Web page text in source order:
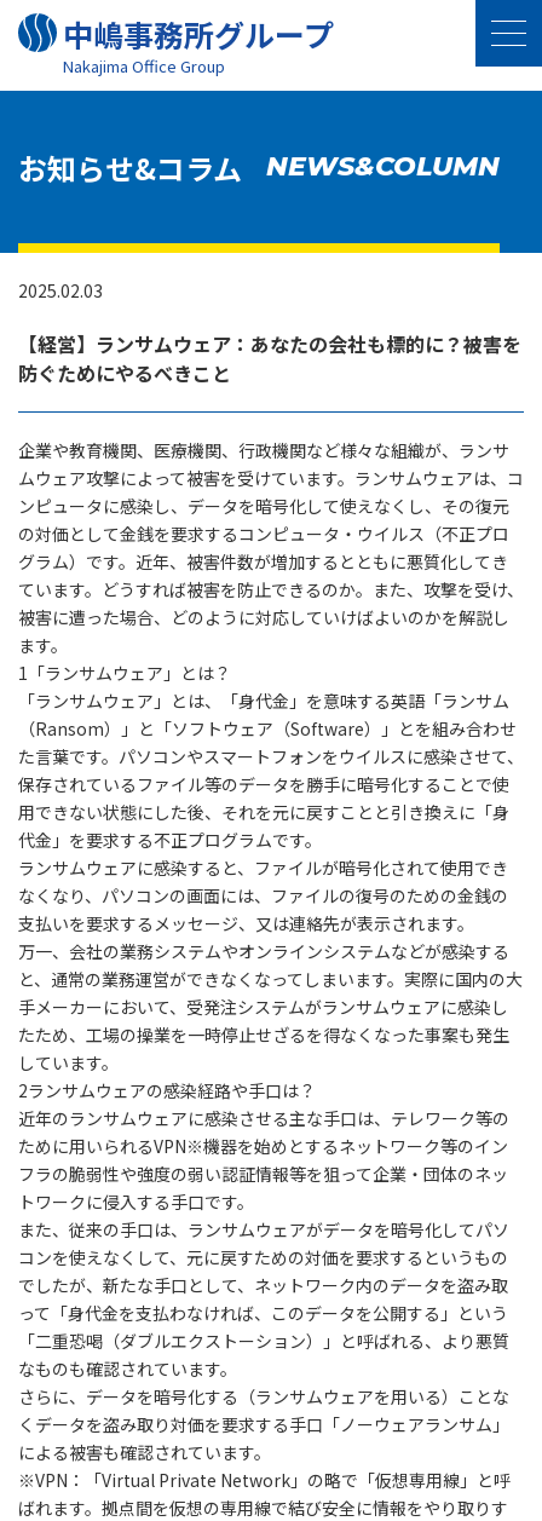
中嶋事務所グループ
Nakajima Oﬃce Group
お知らせ&コラム NEWS&COLUMN
2025.02.03
【経営】ランサムウェア：あなたの会社も標的に？被害を
防ぐためにやるべきこと
企業や教育機関、医療機関、行政機関など様々な組織が、ランサ
ムウェア攻撃によって被害を受けています。ランサムウェアは、コ
ンピュータに感染し、データを暗号化して使えなくし、その復元
の対価として金銭を要求するコンピュータ・ウイルス（不正プロ
グラム）です。近年、被害件数が増加するとともに悪質化してき
ています。どうすれば被害を防止できるのか。また、攻撃を受け、
被害に遭った場合、どのように対応していけばよいのかを解説し
ます。
1 「ランサムウェア」とは？
「ランサムウェア」とは、「身代金」を意味する英語「ランサム
（Ransom）」と「ソフトウェア（Software）」とを組み合わせ
た言葉です。パソコンやスマートフォンをウイルスに感染させて、
保存されているファイル等のデータを勝手に暗号化することで使
用できない状態にした後、それを元に戻すことと引き換えに「身
代金」を要求する不正プログラムです。
ランサムウェアに感染すると、ファイルが暗号化されて使用でき
なくなり、パソコンの画面には、ファイルの復号のための金銭の
支払いを要求するメッセージ、又は連絡先が表示されます。
万一、会社の業務システムやオンラインシステムなどが感染する
と、通常の業務運営ができなくなってしまいます。実際に国内の大
手メーカーにおいて、受発注システムがランサムウェアに感染し
たため、 工場の操業を一時停止せざるを得なくなった事案も発生
しています。
2ランサムウェアの感染経路や手口は？
近年のランサムウェアに感染させる主な手口は、テレワーク等の
ために用いられるVPN※機器を始めとするネットワーク等のイン
フラの脆弱性や強度の弱い認証情報等を狙って企業・団体のネッ
トワークに侵入する手口です。
また、従来の手口は、ランサムウェアがデータを暗号化してパソ
コンを使えなくして、元に戻すための対価を要求するというもの
でしたが、新たな手口として、ネットワーク内のデータを盗み取
って「身代金を支払わなければ、このデータを公開する」という
「二重恐喝（ダブルエクストーション）」と呼ばれる、より悪質
なものも確認されています。
さらに、データを暗号化する（ランサムウェアを用いる）ことな
くデータを盗み取り対価を要求する手口「ノーウェアランサム」
による被害も確認されています。
※VPN：「Virtual Private Network」の略で「仮想専用線」と呼
ばれます。拠点間を仮想の専用線で結び安全に情報をやり取りす